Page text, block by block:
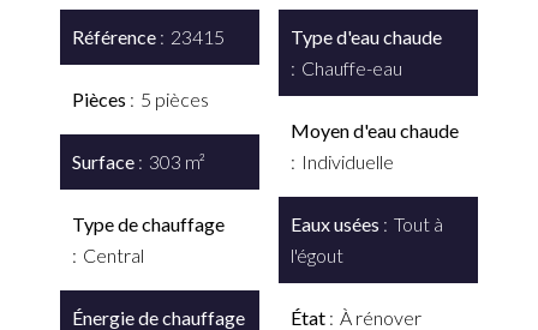
Référence 23415
Pièces 5 pièces
Surface 303 m²
Type de chauffage
Central
Énergie de chauffage
Type d'eau chaude
Chauffe-eau
Moyen d'eau chaude
Individuelle
Eaux usées
Tout à
l'égout
État À rénover